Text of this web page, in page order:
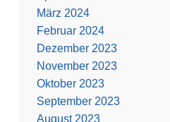
März 2024
Februar 2024
Dezember 2023
November 2023
Oktober 2023
September 2023
August 2023